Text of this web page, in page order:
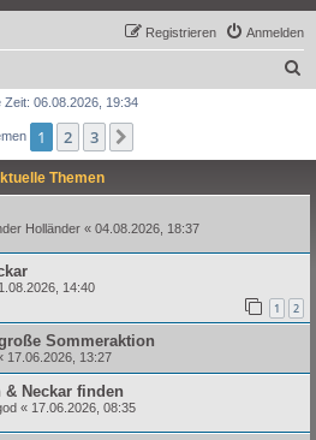
Anmelden
Registrieren
Zeit: 06.08.2026, 19:34
1 2 3
Themen
Holländer « 04.08.2026, 18:37
14:40
1 2
Sommeraktion
17.06.2026, 13:27
Neckar finden
« 17.06.2026, 08:35